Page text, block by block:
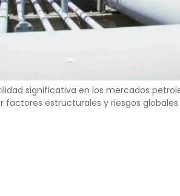
significativa en los mercados
factores estructurales y riesgos